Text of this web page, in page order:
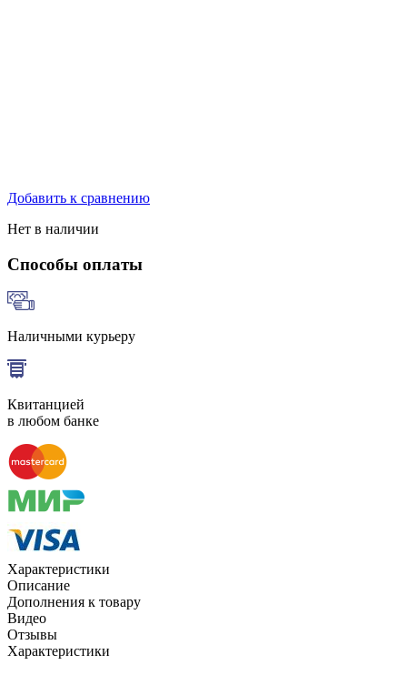
Добавить к сравнению
Нет в наличии
Способы оплаты
Наличными курьеру
Квитанцией
в любом банке
Характеристики
Описание
Дополнения к товару
Видео
Отзывы
Характеристики